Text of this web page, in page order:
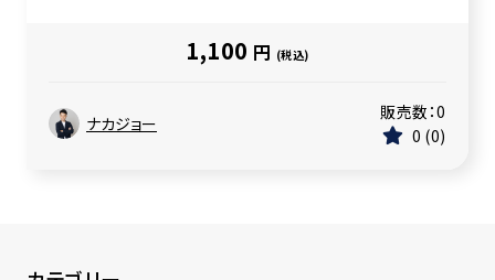
1,100 円 (税込)
ナカジョー
販売数：0
0 0